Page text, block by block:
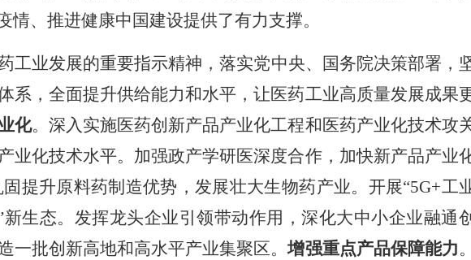
、推进健康中国建设提供了有力支撑。
工业发展的重要指示精神，落实党中央、国务院决策部署，
，全面提升供给能力和水平，让医药工业高质量发展成果
化。深入实施医药创新产品产业化工程和医药产业化技术攻
化技术水平。加强政产学研医深度合作，加快新产品产业
固提升原料药制造优势，发展壮大生物药产业。开展“5G+工
生态。发挥龙头企业引领带动作用，深化大中小企业融通
一批创新高地和高水平产业集聚区。增强重点产品保障能力